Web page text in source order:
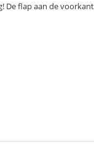
De flap aan de